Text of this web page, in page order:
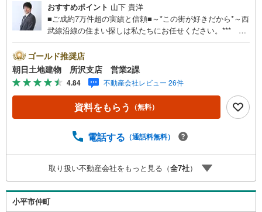
おすすめポイント 山下 貴洋
■ご成約7万件超の実績と信頼■～*この街が好きだから*～西
武線沿線の住まい探しは私たちにお任せください。*** 住
玉・神奈川に展開。豊富な取引データと現場経験をもと
に、お客様一人ひとりに最適なご提案を行っています。
「住宅ローンが不安」「自己資金が少ないけれど購入でき
る？」「住み替えの進め方が分からない」など、購入・売
却に関するお悩みにも有資格スタッフが丁寧に対応。資金
計画の立案から契約・お引渡しまで一貫してサポートいた
件ごとのメリット・注意点をまとめたレポートもご用意し
応。まずはお気軽にご相談ください。■電車でお越しのお客
様は、西武線「所沢駅」西口より徒歩5分■お車でお越しの
お客様は、提携駐車場がございますので弊社営業スタッフ
までお尋ねください。
ゴールド推奨店
朝日土地建物 所沢支店 営業2課
4.84 不動産会社レビュー 26件
資料をもらう （無料）
電話する （通話料無料）
取り扱い不動産会社をもっと見る（全7社）
小平市仲町